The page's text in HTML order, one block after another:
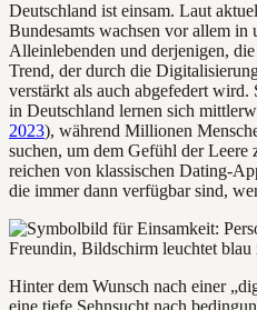
Deutschland ist einsam. Laut
Bundesamts wachsen vor allem in
Alleinlebenden und derjenigen,
Trend, der durch die
verstärkt als auch abgefedert wird.
in Deutschland lernen sich
2023), während Millionen
suchen, um dem Gefühl der
reichen von klassischen Dating-
die immer dann verfügbar sind,
Hinter dem Wunsch nach einer